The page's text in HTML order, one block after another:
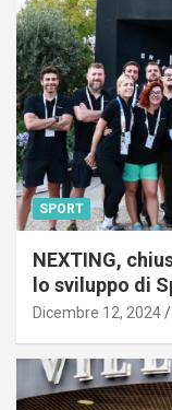
SPORT
NEXTING,
lo sviluppo di
Dicembre 12, 2024